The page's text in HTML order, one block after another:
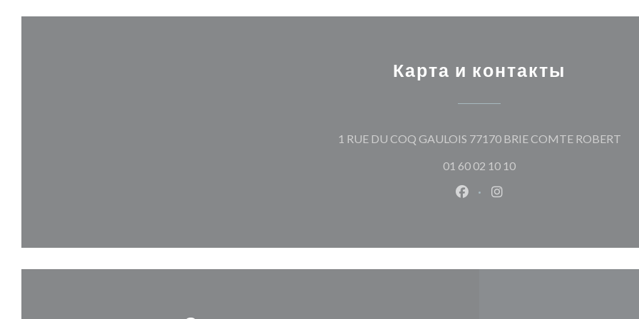
Карта и контакты
1 RUE DU COQ GAULOIS 77170 BRIE COMTE ROBERT
01 60 02 10 10
Facebook ((открывается в
Instagram ((открывается